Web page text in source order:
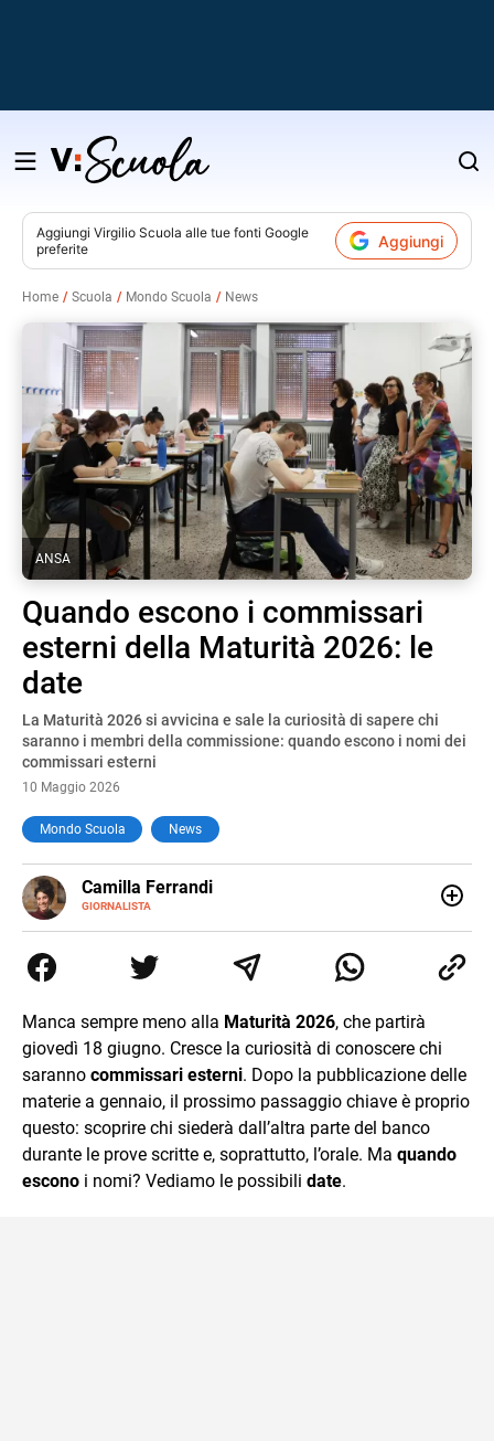
Salta
contenuto
Aggiungi Virgilio Scuola alle tue fonti Google
preferite
Aggiungi
Home Scuola Mondo Scuola News
ANSA
Quando escono i commissari
esterni della Maturità 2026: le
date
La Maturità 2026 si avvicina e sale la curiosità di sapere chi
saranno i membri della commissione: quando escono i nomi dei
commissari esterni
10 Maggio 2026
Mondo Scuola News
Camilla Ferrandi
GIORNALISTA
E-
MAIL
LINKEDIN
di trasformare la passione per la scrittura in un lavoro, e
da lì non mi sono più fermata. L’attualità è il mio pane
mente.
Manca sempre meno alla Maturità 2026, che partirà
giovedì 18 giugno. Cresce la curiosità di conoscere chi
saranno commissari esterni. Dopo la pubblicazione delle
materie a gennaio, il prossimo passaggio chiave è proprio
questo: scoprire chi siederà dall’altra parte del banco
durante le prove scritte e, soprattutto, l’orale. Ma quando
escono i nomi? Vediamo le possibili date.